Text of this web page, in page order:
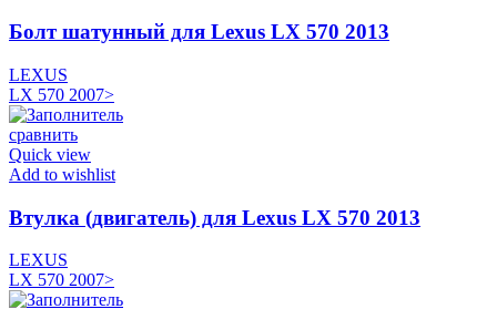
Болт шатунный для Lexus LX 570 2013
LEXUS
LX 570 2007>
сравнить
Quick view
Add to wishlist
Втулка (двигатель) для Lexus LX 570 2013
LEXUS
LX 570 2007>